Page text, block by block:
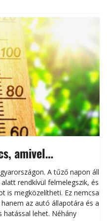
amivel
a nyári károktól
A tűző napon álló
rendkívül felmelegszik, és
is megközelítheti. Ez nemcsak
az autó állapotára és a
hatással lehet. Néhány